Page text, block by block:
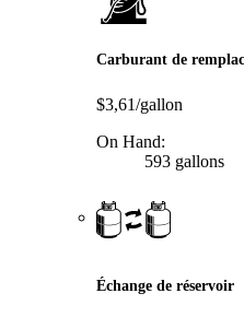
Carburant de
$3,61/gallon
On Hand:
593 gallons
Échange de réservoir